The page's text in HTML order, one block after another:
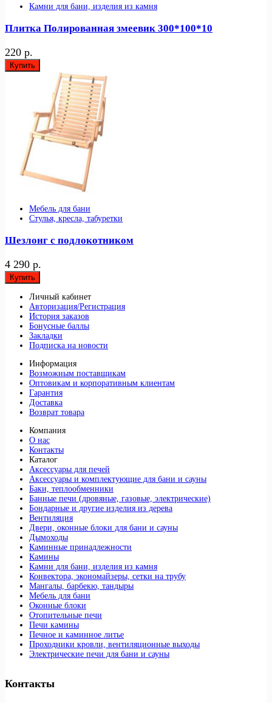
Камни для бани, изделия из камня
Плитка Полированная змеевик 300*100*10
220 р.
Купить
Мебель для бани
Стулья, кресла, табуретки
Шезлонг с подлокотником
4 290 р.
Купить
Личный кабинет
Авторизация/Регистрация
История заказов
Бонусные баллы
Закладки
Подписка на новости
Информация
Возможным поставщикам
Оптовикам и корпоративным клиентам
Гарантия
Доставка
Возврат товара
Компания
О нас
Контакты
Каталог
Аксессуары для печей
Аксессуары и комплектующие для бани и сауны
Баки, теплообменники
Банные печи (дровяные, газовые, электрические)
Бондарные и другие изделия из дерева
Вентиляция
Двери, оконные блоки для бани и сауны
Дымоходы
Каминные принадлежности
Камины
Камни для бани, изделия из камня
Конвектора, экономайзеры, сетки на трубу
Мангалы, барбекю, тандыры
Мебель для бани
Оконные блоки
Отопительные печи
Печи камины
Печное и каминное литье
Проходники кровли, вeнтиляционные выходы
Электрические печи для бани и сауны
Контакты